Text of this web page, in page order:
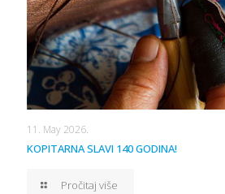
11. May 2026.
KOPITARNA SLAVI 140 GODINA!
Pročitaj više